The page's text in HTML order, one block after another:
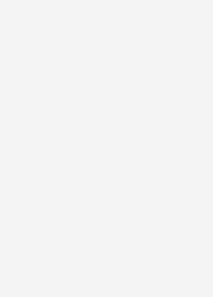
Comfort+
4,9
Emission: 110 g/km;
Club
l/100km; kombinierter
Klasse: D